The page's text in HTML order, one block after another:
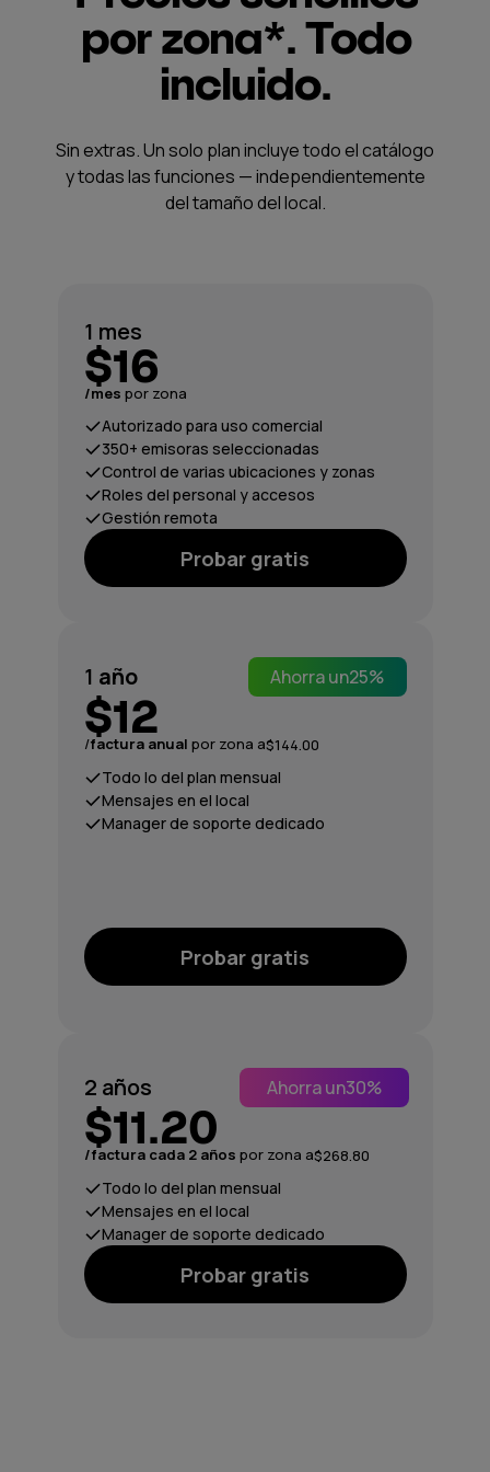
por zona*. Todo
incluido.
1 mes
$16
/mes por zona
Autorizado para uso comercial
350+ emisoras seleccionadas
Control de varias ubicaciones y zonas
Roles del personal y accesos
Gestión remota
Probar gratis
1 año Ahorra un25%
$12
/factura anual por zona a$144.00
Todo lo del plan mensual
Mensajes en el local
Manager de soporte dedicado
Probar gratis
2 años Ahorra un30%
$11.20
/factura cada 2 años por zona a$268.80
Todo lo del plan mensual
Mensajes en el local
Manager de soporte dedicado
Probar gratis
Sin extras. Un solo plan incluye todo el catálogo
y todas las funciones — independientemente
del tamaño del local.